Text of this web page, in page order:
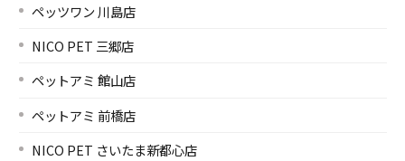
ペッツワン 川島店
NICO PET 三郷店
ペットアミ 館山店
ペットアミ 前橋店
NICO PET さいたま新都心店